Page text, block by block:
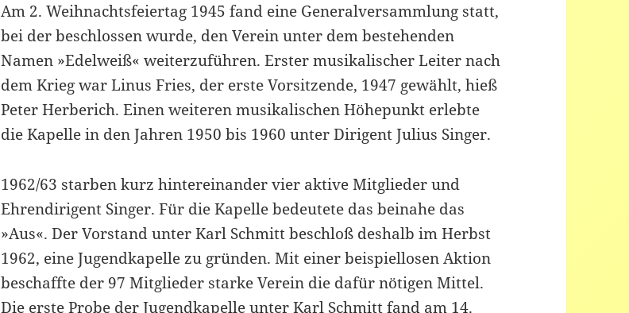
Am 2. Weihnachtsfeiertag 1945 fand eine Generalversammlung statt,
bei der beschlossen wurde, den Verein unter dem bestehenden
Namen »Edelweiß« weiterzuführen. Erster musikalischer Leiter nach
dem Krieg war Linus Fries, der erste Vorsitzende, 1947 gewählt, hieß
Peter Herberich. Einen weiteren musikalischen Höhepunkt erlebte
die Kapelle in den Jahren 1950 bis 1960 unter Dirigent Julius Singer.
1962/63 starben kurz hintereinander vier aktive Mitglieder und
Ehrendirigent Singer. Für die Kapelle bedeutete das beinahe das
»Aus«. Der Vorstand unter Karl Schmitt beschloß deshalb im Herbst
1962, eine Jugendkapelle zu gründen. Mit einer beispiellosen Aktion
beschaffte der 97 Mitglieder starke Verein die dafür nötigen Mittel.
Die erste Probe der Jugendkapelle unter Karl Schmitt fand am 14.